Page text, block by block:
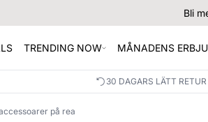
Bli
TRENDING NOW MÅNADENS
30 DAGARS LÄTT RETUR
på rea